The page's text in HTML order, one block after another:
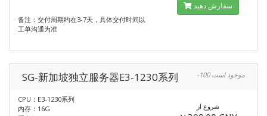
备注：交付周期约在3-7天，具体交付时间以
工单沟通为准
سفارش دهید
SG-新加坡独立服务器E3-1230系列 -100 موجود است
CPU：E3-1230系列
内存：16G
شروع از